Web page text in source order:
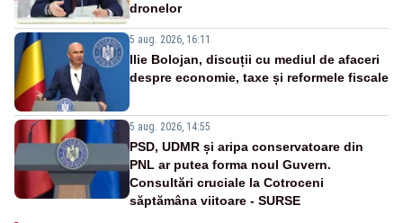
dronelor
5 aug. 2026, 16:11
Ilie Bolojan, discuții cu mediul de afaceri
despre economie, taxe și reformele fiscale
5 aug. 2026, 14:55
PSD, UDMR și aripa conservatoare din
PNL ar putea forma noul Guvern.
Consultări cruciale la Cotroceni
săptămâna viitoare - SURSE